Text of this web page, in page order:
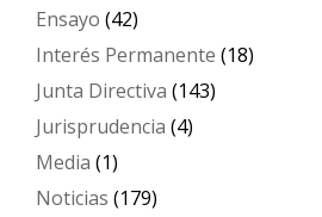
Ensayo (42)
Interés Permanente (18)
Junta Directiva (143)
Jurisprudencia (4)
Media (1)
Noticias (179)